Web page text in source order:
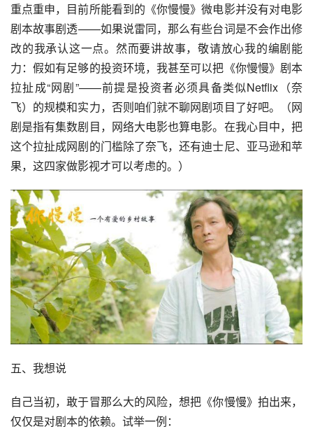
重点重申，目前所能看到的《你慢慢》微电影并没有对电影
剧本故事剧透——如果说雷同，那么有些台词是不会作出修
改的我承认这一点。然而要讲故事，敬请放心我的编剧能
力：假如有足够的投资环境，我甚至可以把《你慢慢》剧本
拉扯成“网剧”——前提是投资者必须具备类似Netflix（奈
飞）的规模和实力，否则咱们就不聊网剧项目了好吧。（网
剧是指有集数剧目，网络大电影也算电影。在我心目中，把
这个拉扯成网剧的门槛除了奈飞，还有迪士尼、亚马逊和苹
果，这四家做影视才可以考虑的。）
五、我想说
自己当初，敢于冒那么大的风险，想把《你慢慢》拍出来，
仅仅是对剧本的依赖。试举一例：